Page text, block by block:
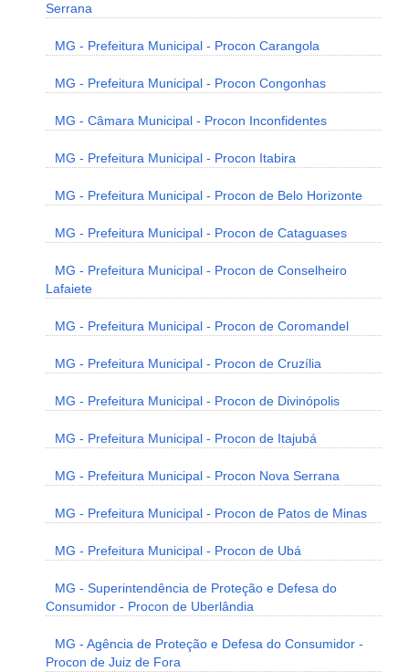
Serrana
MG - Prefeitura Municipal - Procon Carangola
MG - Prefeitura Municipal - Procon Congonhas
MG - Câmara Municipal - Procon Inconfidentes
MG - Prefeitura Municipal - Procon Itabira
MG - Prefeitura Municipal - Procon de Belo Horizonte
MG - Prefeitura Municipal - Procon de Cataguases
MG - Prefeitura Municipal - Procon de Conselheiro
Lafaiete
MG - Prefeitura Municipal - Procon de Coromandel
MG - Prefeitura Municipal - Procon de Cruzília
MG - Prefeitura Municipal - Procon de Divinópolis
MG - Prefeitura Municipal - Procon de Itajubá
MG - Prefeitura Municipal - Procon Nova Serrana
MG - Prefeitura Municipal - Procon de Patos de Minas
MG - Prefeitura Municipal - Procon de Ubá
MG - Superintendência de Proteção e Defesa do
Consumidor - Procon de Uberlândia
MG - Agência de Proteção e Defesa do Consumidor -
Procon de Juiz de Fora